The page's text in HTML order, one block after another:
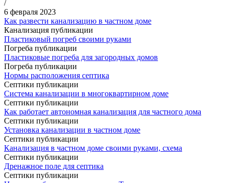
/
6 февраля 2023
Как развести канализацию в частном доме
Канализация публикации
Пластиковый погреб своими руками
Погреба публикации
Пластиковые погреба для загородных домов
Погреба публикации
Нормы расположения септика
Септики публикации
Система канализации в многоквартирном доме
Септики публикации
Как работает автономная канализация для частного дома
Септики публикации
Установка канализации в частном доме
Септики публикации
Канализация в частном доме своими руками, схема
Септики публикации
Дренажное поле для септика
Септики публикации